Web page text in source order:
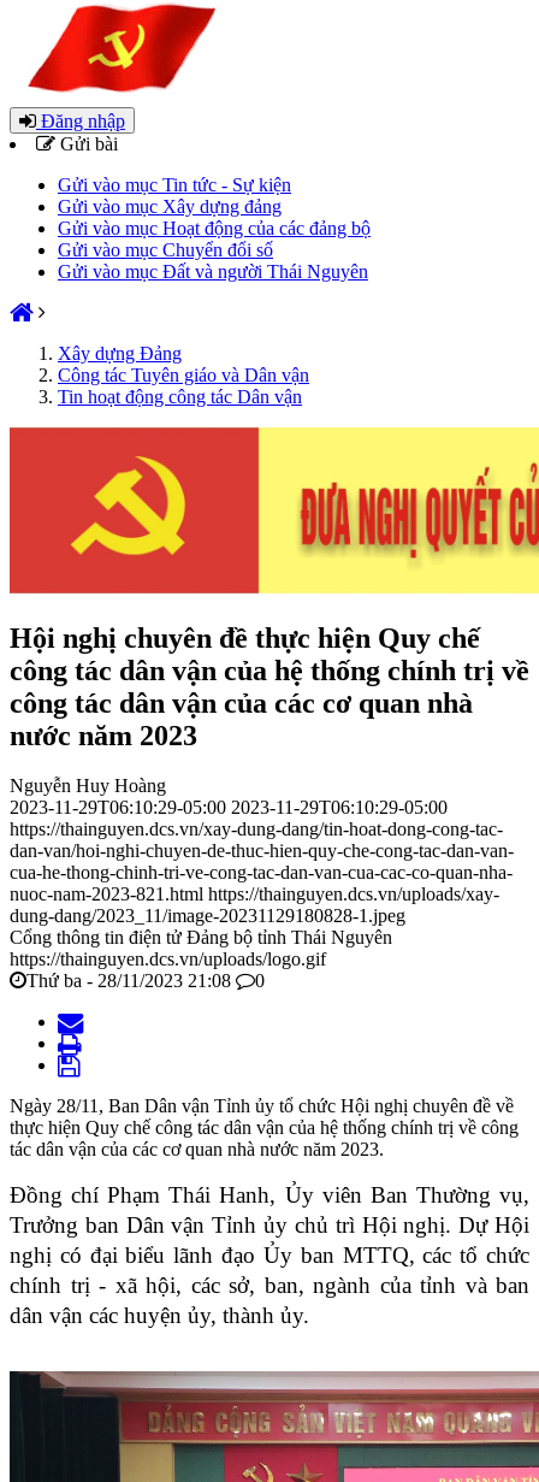
Đăng nhập
Gửi bài
Gửi vào mục Tin tức - Sự kiện
Gửi vào mục Xây dựng đảng
Gửi vào mục Hoạt động của các đảng bộ
Gửi vào mục Chuyển đổi số
Gửi vào mục Đất và người Thái Nguyên
Xây dựng Đảng
Công tác Tuyên giáo và Dân vận
Tin hoạt động công tác Dân vận
Hội nghị chuyên đề thực hiện Quy chế
công tác dân vận của hệ thống chính trị về
công tác dân vận của các cơ quan nhà
nước năm 2023
Nguyễn Huy Hoàng
2023-11-29T06:10:29-05:00 2023-11-29T06:10:29-05:00
https://thainguyen.dcs.vn/xay-dung-dang/tin-hoat-dong-cong-tac-
dan-van/hoi-nghi-chuyen-de-thuc-hien-quy-che-cong-tac-dan-van-
cua-he-thong-chinh-tri-ve-cong-tac-dan-van-cua-cac-co-quan-nha-
nuoc-nam-2023-821.html https://thainguyen.dcs.vn/uploads/xay-
dung-dang/2023_11/image-20231129180828-1.jpeg
Cổng thông tin điện tử Đảng bộ tỉnh Thái Nguyên
https://thainguyen.dcs.vn/uploads/logo.gif
Thứ ba - 28/11/2023 21:08
0
Ngày 28/11, Ban Dân vận Tỉnh ủy tổ chức Hội nghị chuyên đề về
thực hiện Quy chế công tác dân vận của hệ thống chính trị về công
tác dân vận của các cơ quan nhà nước năm 2023.
Đồng chí Phạm Thái Hanh, Ủy viên Ban Thường vụ,
Trưởng ban Dân vận Tỉnh ủy chủ trì Hội nghị. Dự Hội
nghị có đại biểu lãnh đạo Ủy ban MTTQ, các tổ chức
chính trị - xã hội, các sở, ban, ngành của tỉnh và ban
dân vận các huyện ủy, thành ủy.